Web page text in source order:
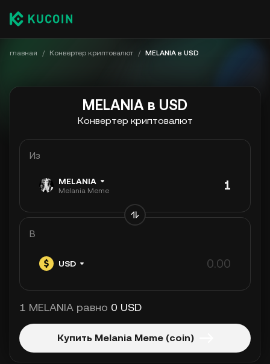
главная / Конвертер криптовалют / MELANIA в USD
MELANIA в USD
Конвертер криптовалют
Из
MELANIA
Melania Meme
В
USD
1 MELANIA равно 0 USD
Купить Melania Meme (coin)